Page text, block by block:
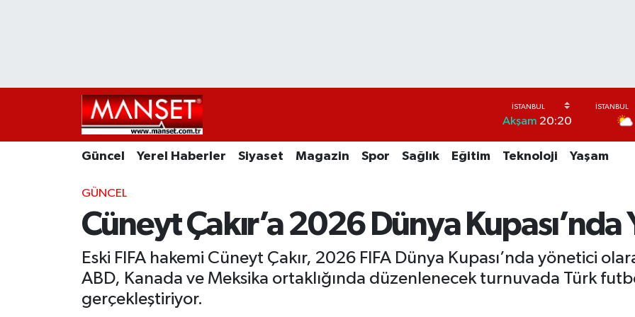
Akşam 20:20
Güncel Yerel Haberler Siyaset Magazin Spor Sağlık Eğitim Teknoloji Yaşam
GÜNCEL
Cüneyt Çakır’a 2026 Dünya
Eski FIFA hakemi Cüneyt Çakır, 2026 FIFA Dünya Kupası’nda yönetici
ABD, Kanada ve Meksika ortaklığında düzenlenecek turnuvada Türk
gerçekleştiriyor.
Kültür Sanat
Magazin
www.manset.com.tr
Yerel Haberler
Siyaset
Magazin
Teknoloji
Hava Durumu
Namaz Vakitleri
Trafik Durumu
Süper Lig Puan Durumu ve Fikstür
Tüm Manşetler
Son Dakika Haberleri
Haber Arşivi